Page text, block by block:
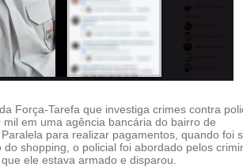
Força-Tarefa que investiga crimes contra
em uma agência bancária do bairro de
para realizar pagamentos, quando foi
shopping, o policial foi abordado pelos
ele estava armado e disparou.